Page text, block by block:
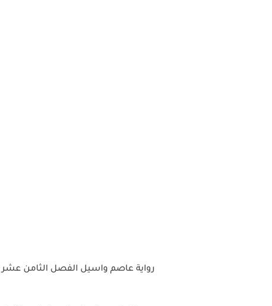
رواية عاصم واسيل الفصل الثامن عشر 18 بقلم منال عباس